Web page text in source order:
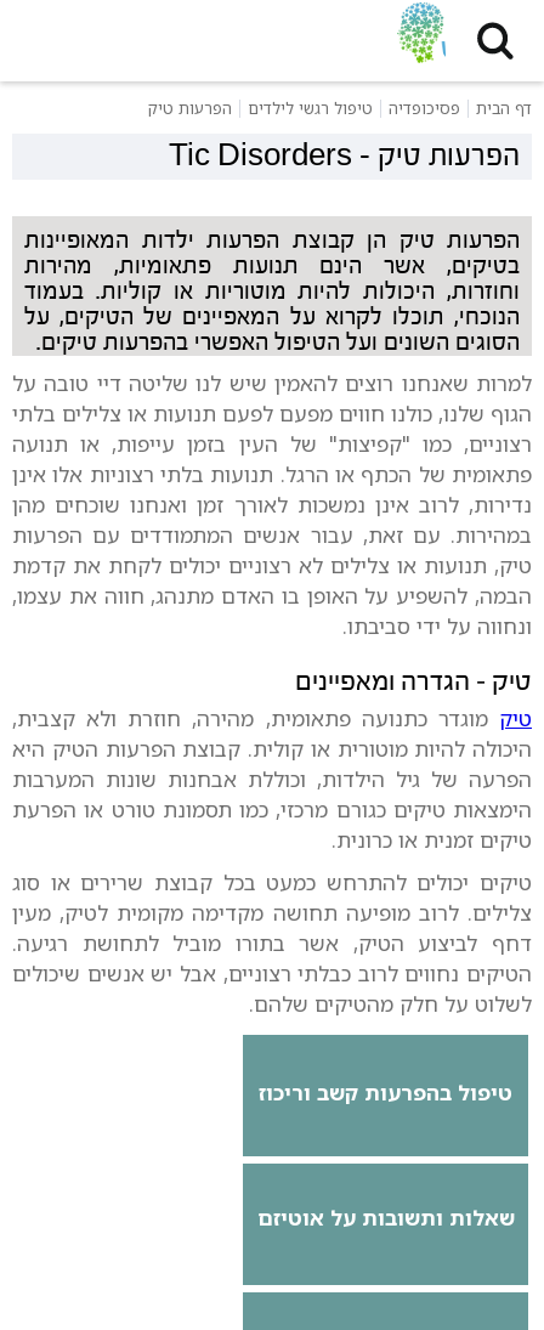
דף הבית פסיכופדיה טיפול רגשי לילדים הפרעות טיק
Tic Disorders - הפרעות טיק
הפרעות טיק הן קבוצת הפרעות ילדות המאופיינות
בטיקים, אשר הינם תנועות פתאומיות, מהירות
וחוזרות, היכולות להיות מוטוריות או קוליות. בעמוד
הנוכחי, תוכלו לקרוא על המאפיינים של הטיקים, על
הסוגים השונים ועל הטיפול האפשרי בהפרעות טיקים.
למרות שאנחנו רוצים להאמין שיש לנו שליטה דיי טובה על
הגוף שלנו, כולנו חווים מפעם לפעם תנועות או צלילים בלתי
רצוניים, כמו "קפיצות" של העין בזמן עייפות, או תנועה
פתאומית של הכתף או הרגל. תנועות בלתי רצוניות אלו אינן
נדירות, לרוב אינן נמשכות לאורך זמן ואנחנו שוכחים מהן
במהירות. עם זאת, עבור אנשים המתמודדים עם הפרעות
טיק, תנועות או צלילים לא רצוניים יכולים לקחת את קדמת
הבמה, להשפיע על האופן בו האדם מתנהג, חווה את עצמו,
ונחווה על ידי סביבתו.
טיק – הגדרה ומאפיינים
טיק מוגדר כתנועה פתאומית, מהירה, חוזרת ולא קצבית,
היכולה להיות מוטורית או קולית. קבוצת הפרעות הטיק היא
הפרעה של גיל הילדות, וכוללת אבחנות שונות המערבות
הימצאות טיקים כגורם מרכזי, כמו תסמונת טורט או הפרעת
טיקים זמנית או כרונית.
טיקים יכולים להתרחש כמעט בכל קבוצת שרירים או סוג
צלילים. לרוב מופיעה תחושה מקדימה מקומית לטיק, מעין
דחף לביצוע הטיק, אשר בתורו מוביל לתחושת רגיעה.
הטיקים נחווים לרוב כבלתי רצוניים, אבל יש אנשים שיכולים
לשלוט על חלק מהטיקים שלהם.
טיפול בהפרעות קשב וריכוז
שאלות ותשובות על אוטיזם